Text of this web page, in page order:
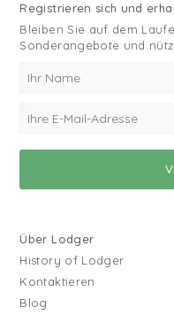
Registrieren sich und
Bleiben Sie auf dem
Sonderangebote und
Über Lodger
History of Lodger
Kontaktieren
Blog